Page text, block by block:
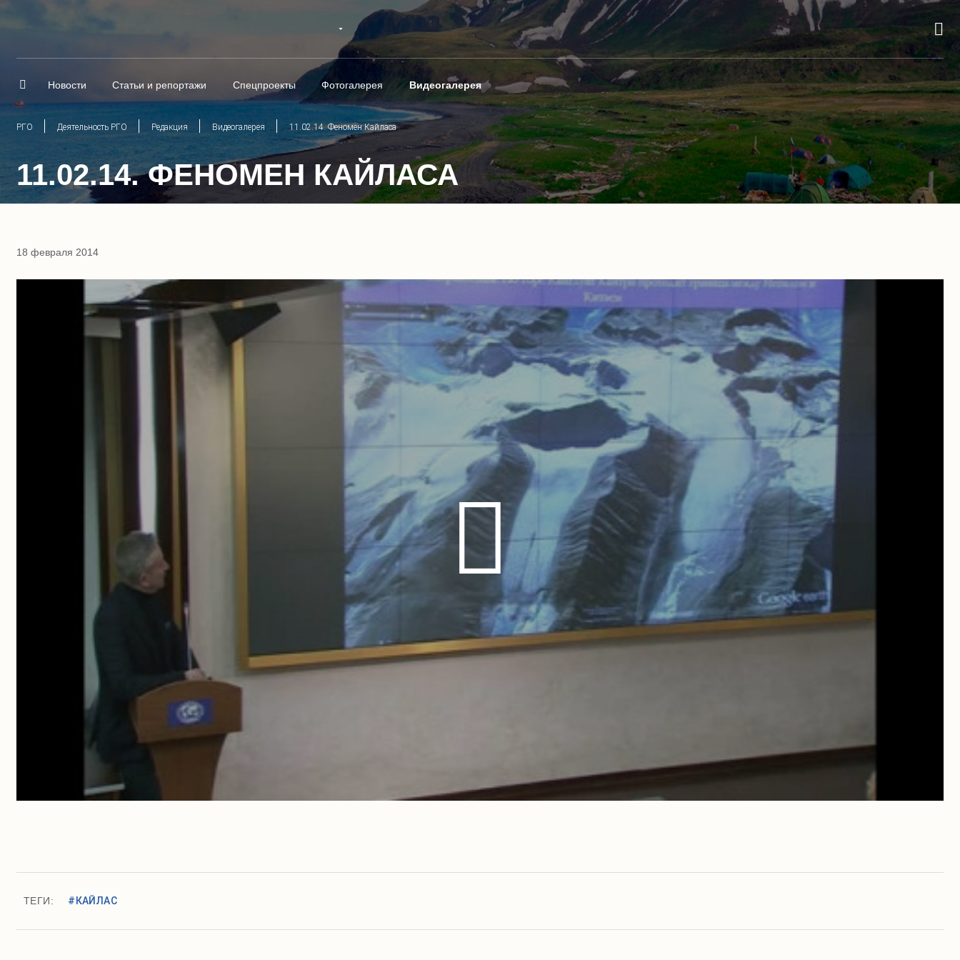
Новости Статьи и репортажи Спецпроекты Фотогалерея Видеогалерея
РГО Деятельность РГО Редакция Видеогалерея 11.02.14. Феномен Кайласа
11.02.14. ФЕНОМЕН КАЙЛАСА
18 февраля 2014
ТЕГИ: #КАЙЛАС